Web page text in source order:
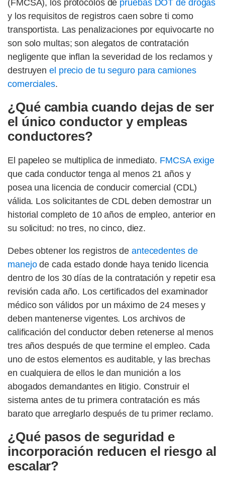
(FMCSA), los protocolos de pruebas DOT de drogas
y los requisitos de registros caen sobre ti como
transportista. Las penalizaciones por equivocarte no
son solo multas; son alegatos de contratación
negligente que inflan la severidad de los reclamos y
destruyenel precio de tu seguro para camiones
comerciales.
¿Qué cambia cuando dejas de ser
el único conductor y empleas
conductores?
El papeleo se multiplica de inmediato. FMCSA exige
que cada conductor tenga al menos 21 años y
posea una licencia de conducir comercial (CDL)
válida. Los solicitantes de CDL deben demostrar un
historial completo de 10 años de empleo, anterior en
su solicitud: no tres, no cinco, diez.
Debes obtener los registros de antecedentes de
manejode cada estado donde haya tenido licencia
dentro de los 30 días de la contratación y repetir esa
revisión cada año. Los certificados del examinador
médico son válidos por un máximo de 24 meses y
deben mantenerse vigentes. Los archivos de
calificación del conductor deben retenerse al menos
tres años después de que termine el empleo. Cada
uno de estos elementos es auditable, y las brechas
en cualquiera de ellos le dan munición a los
abogados demandantes en litigio. Construir el
sistema antes de tu primera contratación es más
barato que arreglarlo después de tu primer reclamo.
¿Qué pasos de seguridad e
incorporación reducen el riesgo al
escalar?